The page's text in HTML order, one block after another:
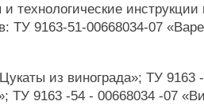
и технологические
ТУ 9163-51-00668034-07
из винограда»; ТУ 9163
ТУ 9163 -54 - 00668034 -07